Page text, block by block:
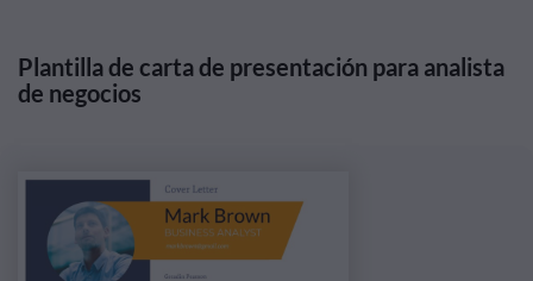
Plantilla de carta de presentación para analista
de negocios